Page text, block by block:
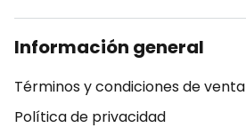
Información general
Términos y condiciones de venta
Política de privacidad